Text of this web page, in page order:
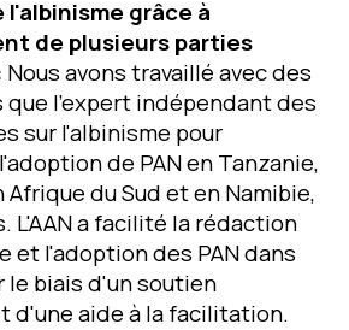
grâce à
de plusieurs parties
Nous avons travaillé avec des
l'expert indépendant des
sur l'albinisme pour
de PAN en Tanzanie,
Afrique du Sud et en Namibie,
L'AAN a facilité la rédaction
et l'adoption des PAN dans
le biais d'un soutien
d'une aide à la facilitation.